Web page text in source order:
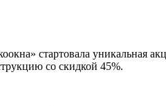
стартовала
со скидкой 45%.